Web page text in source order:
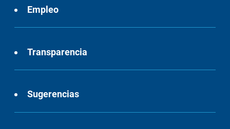
Empleo
Transparencia
Sugerencias